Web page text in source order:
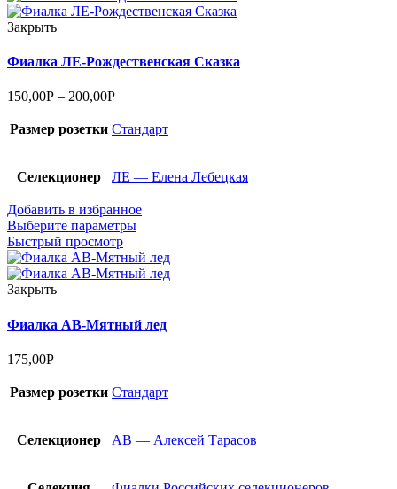
Закрыть
Фиалка ЛЕ-Рождественская Сказка
150,00Р – 200,00Р
Размер розетки Стандарт
Селекционер ЛЕ — Елена Лебецкая
Добавить в избранное
Выберите параметры
Быстрый просмотр
Закрыть
Фиалка АВ-Мятный лед
175,00Р
Размер розетки Стандарт
Селекционер АВ — Алексей Тарасов